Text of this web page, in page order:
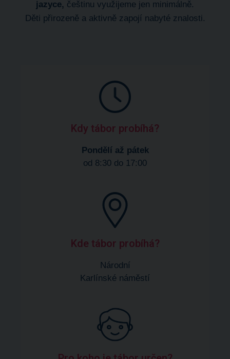
jazyce, češtinu využijeme jen minimálně.
Děti přirozeně a aktivně zapojí nabyté znalosti.
Kdy tábor probíhá?​
Pondělí až pátek
od 8:30 do 17:00
Kde tábor probíhá?​
Národní
Karlínské náměstí